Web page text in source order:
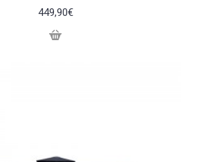
449,90€